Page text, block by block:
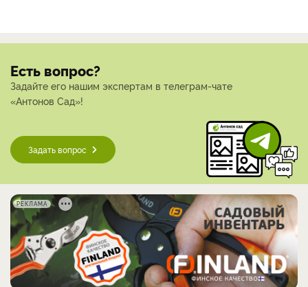
Есть вопрос?
Задайте его нашим экспертам в телеграм-чате
«Антонов Сад»!
Задать вопрос
РЕКЛАМА